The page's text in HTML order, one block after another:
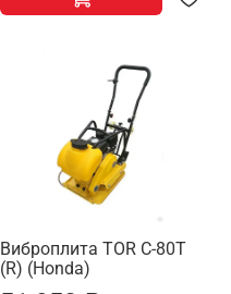
Виброплита TOR C-80T
(R) (Honda)